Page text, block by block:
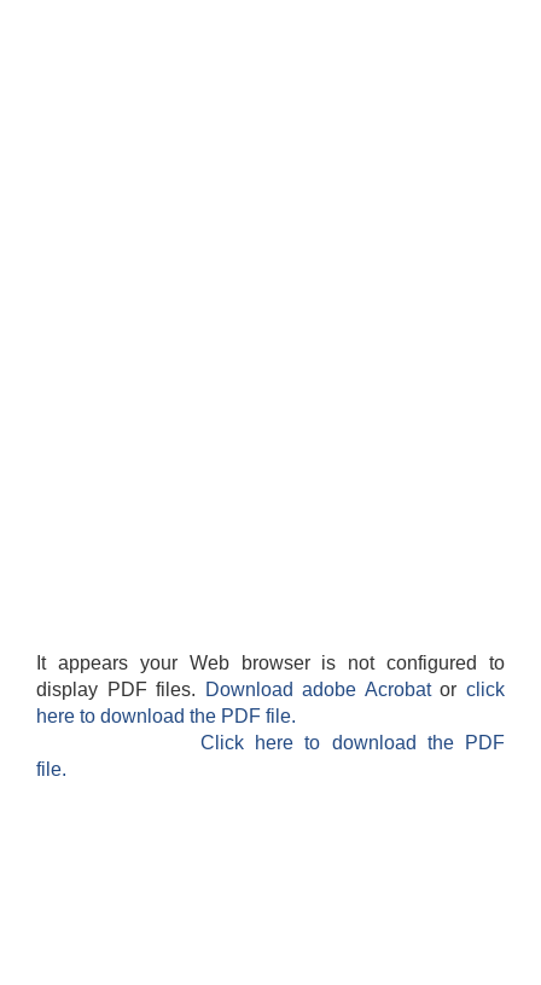
It appears your Web browser is not configured to
display PDF files.
Download adobe Acrobatorclick
here to download the PDF file.
Click here to download the PDF
file.